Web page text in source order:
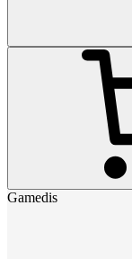
Gamedis